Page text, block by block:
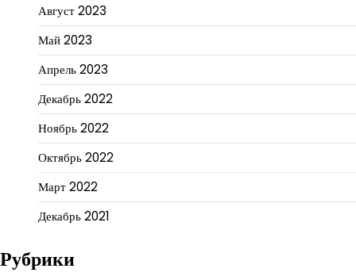
Август 2023
Май 2023
Апрель 2023
Декабрь 2022
Ноябрь 2022
Октябрь 2022
Март 2022
Декабрь 2021
Рубрики